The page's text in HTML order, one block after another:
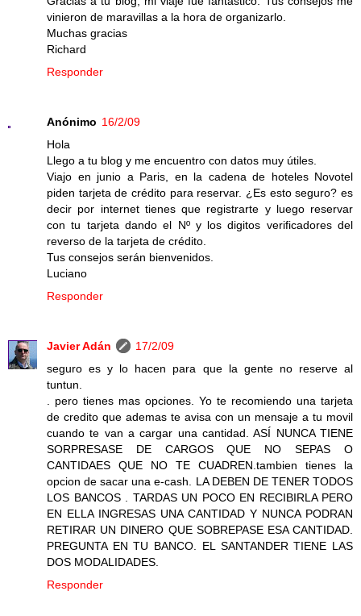
vinieron de maravillas a la hora de organizarlo.
Muchas gracias
Richard
Responder
Anónimo 16/2/09
Hola
Llego a tu blog y me encuentro con datos muy útiles.
Viajo en junio a Paris, en la cadena de hoteles Novotel
piden tarjeta de crédito para reservar. ¿Es esto seguro? es
decir por internet tienes que registrarte y luego reservar
con tu tarjeta dando el Nº y los digitos verificadores del
reverso de la tarjeta de crédito.
Tus consejos serán bienvenidos.
Luciano
Responder
Javier Adán
17/2/09
seguro es y lo hacen para que la gente no reserve al
tuntun.
. pero tienes mas opciones. Yo te recomiendo una tarjeta
de credito que ademas te avisa con un mensaje a tu movil
cuando te van a cargar una cantidad. ASÍ NUNCA TIENE
SORPRESASE DE CARGOS QUE NO SEPAS O
CANTIDAES QUE NO TE CUADREN.tambien tienes la
opcion de sacar una e-cash. LA DEBEN DE TENER TODOS
LOS BANCOS . TARDAS UN POCO EN RECIBIRLA PERO
EN ELLA INGRESAS UNA CANTIDAD Y NUNCA PODRAN
RETIRAR UN DINERO QUE SOBREPASE ESA CANTIDAD.
PREGUNTA EN TU BANCO. EL SANTANDER TIENE LAS
DOS MODALIDADES.
Responder